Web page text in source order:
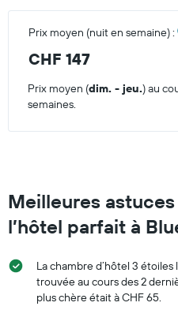
3
jours
Prix moyen (nuit en semaine) :
CHF 147
Prix moyen (dim. - jeu.) au
semaines.
Meilleures
l’hôtel parfait à
La chambre d’hôtel 3
trouvée au cours des 2
plus chère était à CHF 65.